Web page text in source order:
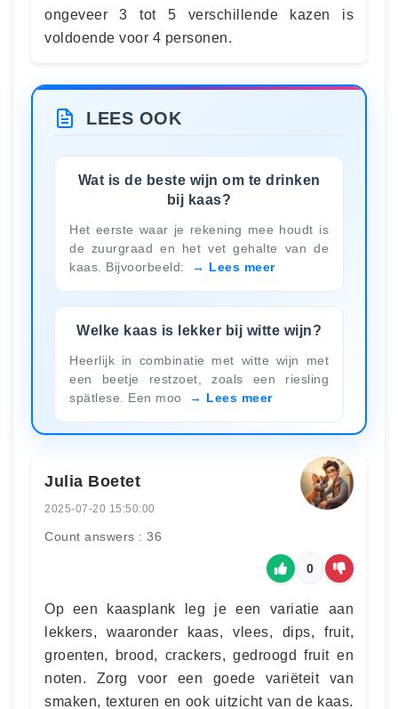
ongeveer 3 tot 5 verschillende kazen is
voldoende voor 4 personen.
LEES OOK
Wat is de beste wijn om te drinken
bij kaas?
Het eerste waar je rekening mee houdt is
de zuurgraad en het vet gehalte van de
kaas. Bijvoorbeeld:
Lees meer
Welke kaas is lekker bij witte wijn?
Heerlijk in combinatie met witte wijn met
een beetje restzoet, zoals een riesling
spätlese. Een moo
Lees meer
Julia Boetet
2025-07-20 15:50:00
Count answers : 36
0
Op een kaasplank leg je een variatie aan
lekkers, waaronder kaas, vlees, dips, fruit,
groenten, brood, crackers, gedroogd fruit en
noten. Zorg voor een goede variëteit van
smaken, texturen en ook uitzicht van de kaas.